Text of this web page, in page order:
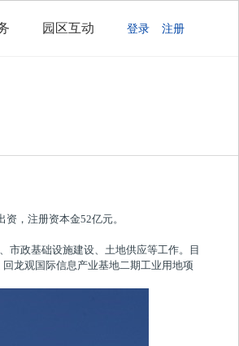
园区互动 登录 注册
，注册资本金52亿元。
市政基础设施建设、土地供应等工作。目
龙观国际信息产业基地二期工业用地项